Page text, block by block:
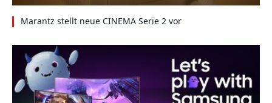
Marantz stellt neue CINEMA Serie 2 vor